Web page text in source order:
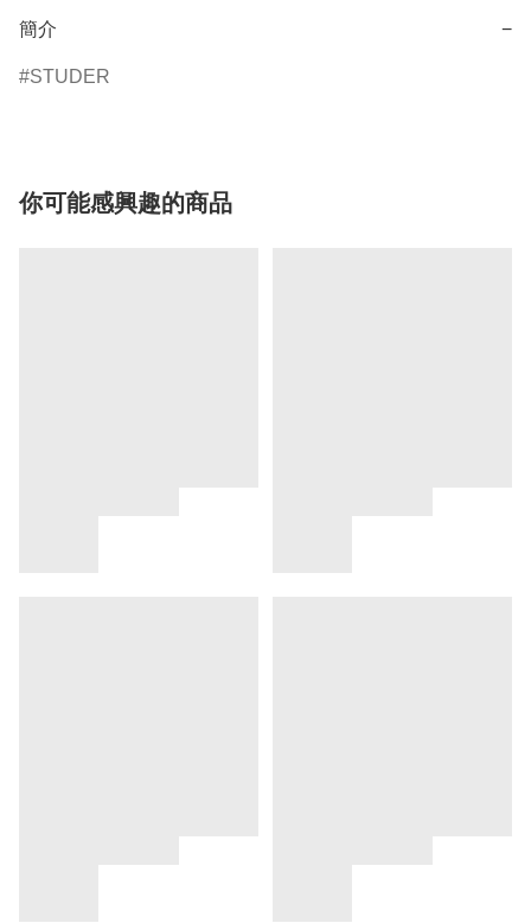
簡介 −
STUDER
你可能感興趣的商品